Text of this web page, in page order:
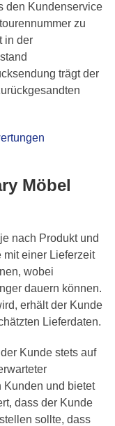
den Kundenservice
zu
in der
trägt der
Möbel
nach Produkt und
mit einer Lieferzeit
wobei
dauern können.
erhält der Kunde
Lieferdaten.
Kunde stets auf
Kunden und bietet
dass der Kunde
sollte, dass